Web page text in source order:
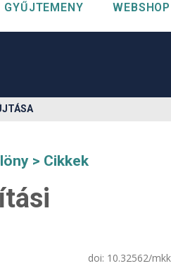
GYŰJTEMENY WEBSHOP
Cikkek
doi: 10.32562/